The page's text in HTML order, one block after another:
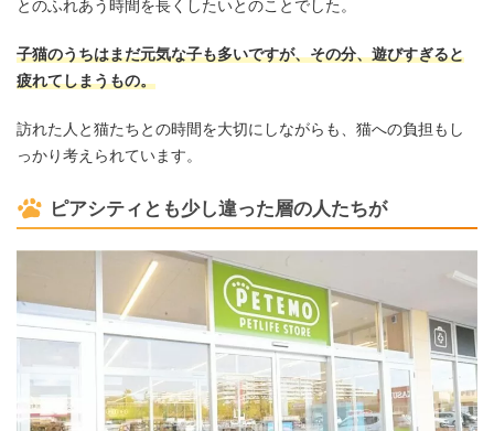
とのふれあう時間を長くしたいとのことでした。
子猫のうちはまだ元気な子も多いですが、その分、遊びすぎると
疲れてしまうもの。
訪れた人と猫たちとの時間を大切にしながらも、猫への負担もし
っかり考えられています。
ピアシティとも少し違った層の人たちが